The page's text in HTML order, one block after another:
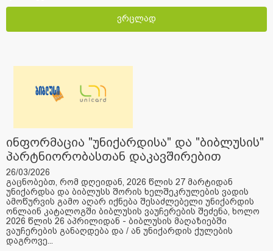
ვრცლად
ინფორმაცია "უნიქარდისა" და "ბიბლუსის"
პარტნიორობასთან დაკავშირებით
26/03/2026
გაცნობებთ, რომ დღეიდან, 2026 წლის 27 მარტიდან
უნიქარდსა და ბიბლუსს შორის ხელშეკრულების ვადის
ამოწურვის გამო აღარ იქნება შესაძლებელი უნიქარდის
ონლაინ კატალოგში ბიბლუსის ვაუჩერების შეძენა, ხოლო
2026 წლის 26 აპრილიდან - ბიბლუსის მაღაზიებში
ვაუჩერების განაღდება და / ან უნიქარდის ქულების
დაგროვე...